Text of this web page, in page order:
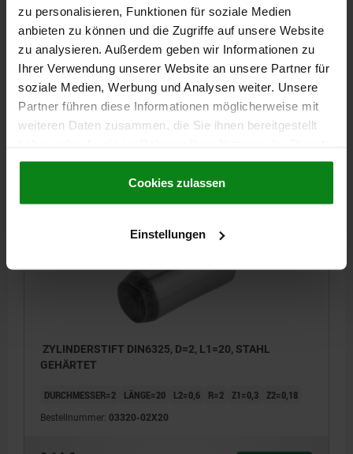
zu personalisieren, Funktionen für soziale Medien
anbieten zu können und die Zugriffe auf unsere Website
zu analysieren. Außerdem geben wir Informationen zu
Ihrer Verwendung unserer Website an unsere Partner für
soziale Medien, Werbung und Analysen weiter. Unsere
Partner führen diese Informationen möglicherweise mit
weiteren Daten zusammen, die Sie ihnen bereitgestellt
gesammelt haben.Cookie Richtlinien
Datenschutz|AGB
Cookies zulassen
Einstellungen
ZYLINDERSTIFT DIN6325, D=2, L1=18, STAHL
GEHÄRTET
DURCHMESSER=2 LÄNGE=18 L2=0,6 R=2 Z1=0,3 Z2=0,18
Bestellnummer:03320-02X18
zzgl. MwSt.
ZYLINDERSTIFT DIN6325, D=2, L1=20, STAHL
GEHÄRTET
DURCHMESSER=2 LÄNGE=20 L2=0,6 R=2 Z1=0,3 Z2=0,18
Bestellnummer: 03320-02X20